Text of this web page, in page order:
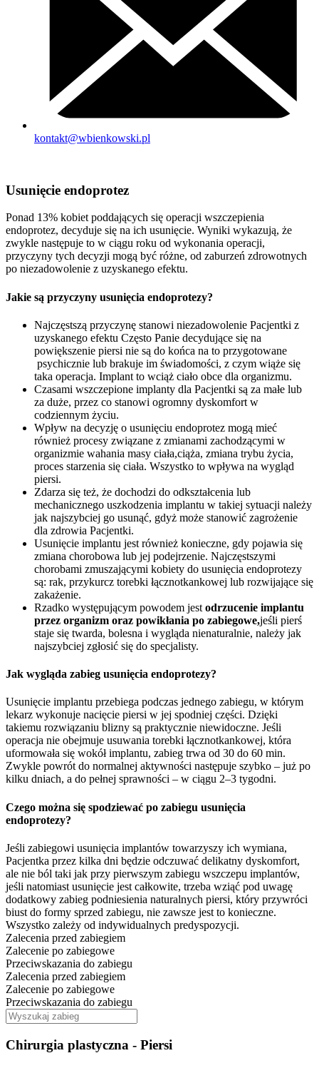
kontakt@wbienkowski.pl
Usunięcie endoprotez
Ponad 13% kobiet poddających się operacji wszczepienia
endoprotez, decyduje się na ich usunięcie. Wyniki wykazują, że
zwykle następuje to w ciągu roku od wykonania operacji,
przyczyny tych decyzji mogą być różne, od zaburzeń zdrowotnych
po niezadowolenie z uzyskanego efektu.
Jakie są przyczyny usunięcia endoprotezy?
Najczęstszą przyczynę stanowi niezadowolenie Pacjentki z
uzyskanego efektu Często Panie decydujące się na
powiększenie piersi nie są do końca na to przygotowane
psychicznie lub brakuje im świadomości, z czym wiąże się
taka operacja. Implant to wciąż ciało obce dla organizmu.
Czasami wszczepione implanty dla Pacjentki są za małe lub
za duże, przez co stanowi ogromny dyskomfort w
codziennym życiu.
Wpływ na decyzję o usunięciu endoprotez mogą mieć
również procesy związane z zmianami zachodzącymi w
organizmie wahania masy ciała,ciąża, zmiana trybu życia,
proces starzenia się ciała. Wszystko to wpływa na wygląd
piersi.
Zdarza się też, że dochodzi do odkształcenia lub
mechanicznego uszkodzenia implantu w takiej sytuacji należy
jak najszybciej go usunąć, gdyż może stanowić zagrożenie
dla zdrowia Pacjentki.
Usunięcie implantu jest również konieczne, gdy pojawia się
zmiana chorobowa lub jej podejrzenie. Najczęstszymi
chorobami zmuszającymi kobiety do usunięcia endoprotezy
są: rak, przykurcz torebki łącznotkankowej lub rozwijające się
zakażenie.
Rzadko występującym powodem jest odrzucenie implantu
przez organizm oraz powikłania po zabiegowe,jeśli pierś
staje się twarda, bolesna i wygląda nienaturalnie, należy jak
najszybciej zgłosić się do specjalisty.
Jak wygląda zabieg usunięcia endoprotezy?
Usunięcie implantu przebiega podczas jednego zabiegu, w którym
lekarz wykonuje nacięcie piersi w jej spodniej części. Dzięki
takiemu rozwiązaniu blizny są praktycznie niewidoczne. Jeśli
operacja nie obejmuje usuwania torebki łącznotkankowej, która
uformowała się wokół implantu, zabieg trwa od 30 do 60 min.
Zwykle powrót do normalnej aktywności następuje szybko – już po
kilku dniach, a do pełnej sprawności – w ciągu 2–3 tygodni.
Czego można się spodziewać po zabiegu usunięcia
endoprotezy?
Jeśli zabiegowi usunięcia implantów towarzyszy ich wymiana,
Pacjentka przez kilka dni będzie odczuwać delikatny dyskomfort,
ale nie ból taki jak przy pierwszym zabiegu wszczepu implantów,
jeśli natomiast usunięcie jest całkowite, trzeba wziąć pod uwagę
dodatkowy zabieg podniesienia naturalnych piersi, który przywróci
biust do formy sprzed zabiegu, nie zawsze jest to konieczne.
Wszystko zależy od indywidualnych predyspozycji.
Zalecenia przed zabiegiem
Zalecenie po zabiegowe
Przeciwskazania do zabiegu
Zalecenia przed zabiegiem
Zalecenie po zabiegowe
Przeciwskazania do zabiegu
Chirurgia plastyczna - Piersi